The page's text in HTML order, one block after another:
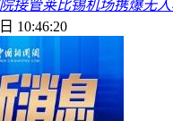
接管莱比锡机场携爆无
10:46:20